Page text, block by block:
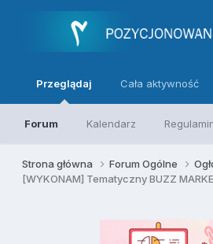
Przeglądaj
Forum Kalendarz
Cała aktywność
Strona główna Forum Ogólne
[WYKONAM] Tematyczny BUZZ